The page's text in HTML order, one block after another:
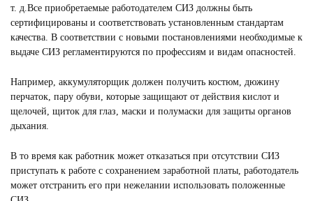
т. д.Все приобретаемые работодателем СИЗ должны быть
сертифицированы и соответствовать установленным стандартам
качества. В соответствии с новыми постановлениями необходимые к
выдаче СИЗ регламентируются по профессиям и видам опасностей.
Например, аккумуляторщик должен получить костюм, дюжину
перчаток, пару обуви, которые защищают от действия кислот и
щелочей, щиток для глаз, маски и полумаски для защиты органов
дыхания.
В то время как работник может отказаться при отсутствии СИЗ
приступать к работе с сохранением заработной платы, работодатель
может отстранить его при нежелании использовать положенные